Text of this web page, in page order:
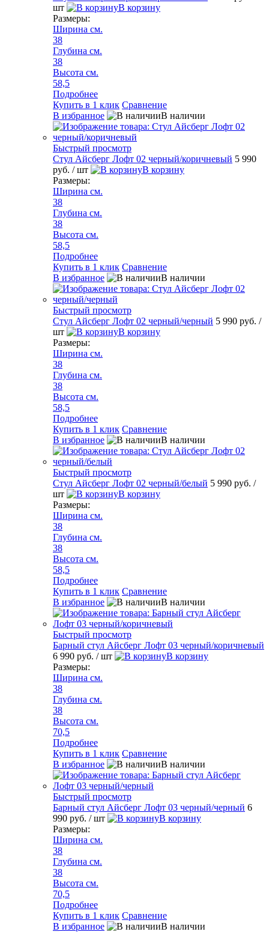
шт
В корзину
Размеры:
Ширина см.
38
Глубина см.
38
Высота см.
58,5
Подробнее
Купить в 1 клик Сравнение
В избранное
В наличии
Быстрый просмотр
Стул Айсберг Лофт 02 черный/коричневый 5 990
руб. / шт
В корзину
Размеры:
Ширина см.
38
Глубина см.
38
Высота см.
58,5
Подробнее
Купить в 1 клик Сравнение
В избранное
В наличии
Быстрый просмотр
Стул Айсберг Лофт 02 черный/черный 5 990 руб. /
шт
В корзину
Размеры:
Ширина см.
38
Глубина см.
38
Высота см.
58,5
Подробнее
Купить в 1 клик Сравнение
В избранное
В наличии
Быстрый просмотр
Стул Айсберг Лофт 02 черный/белый 5 990 руб. /
шт
В корзину
Размеры:
Ширина см.
38
Глубина см.
38
Высота см.
58,5
Подробнее
Купить в 1 клик Сравнение
В избранное
В наличии
Быстрый просмотр
Барный стул Айсберг Лофт 03 черный/коричневый
6 990 руб. / шт
В корзину
Размеры:
Ширина см.
38
Глубина см.
38
Высота см.
70,5
Подробнее
Купить в 1 клик Сравнение
В избранное
В наличии
Быстрый просмотр
Барный стул Айсберг Лофт 03 черный/черный 6
990 руб. / шт
В корзину
Размеры:
Ширина см.
38
Глубина см.
38
Высота см.
70,5
Подробнее
Купить в 1 клик Сравнение
В избранное
В наличии